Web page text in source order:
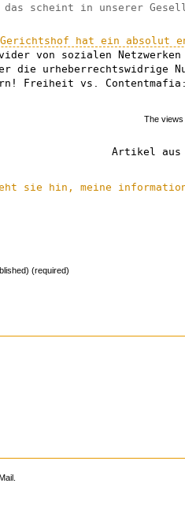
scheint in unserer
Gerichtshof hat ein absolut
von sozialen Netzwerken
die urheberrechtswidrige
Freiheit vs.
The views
Artikel aus
sie hin, meine
(required)